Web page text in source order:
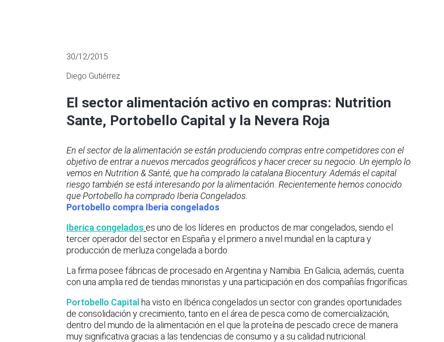
30/12/2015
Diego Gutiérrez
El sector alimentación activo en compras: Nutrition
Sante, Portobello Capital y la Nevera Roja
En el sector de la alimentación se están produciendo compras entre competidores con el
objetivo de entrar a nuevos mercados geográficos y hacer crecer su negocio. Un ejemplo lo
vemos en Nutrition & Santé, que ha comprado la catalana Biocentury. Además el capital
riesgo también se está interesando por la alimentación. Recientemente hemos conocido
que Portobello ha comprado Iberia Congelados.
Portobello compra Iberia congelados
Iberica congelados es uno de los líderes en productos de mar congelados, siendo el
tercer operador del sector en España y el primero a nivel mundial en la captura y
producción de merluza congelada a bordo.
La firma posee fábricas de procesado en Argentina y Namibia. En Galicia, además, cuenta
con una amplia red de tiendas minoristas y una participación en dos compañías frigoríficas.
Portobello Capital ha visto en Ibérica congelados un sector con grandes oportunidades
de consolidación y crecimiento, tanto en el área de pesca como de comercialización,
dentro del mundo de la alimentación en el que la proteína de pescado crece de manera
muy significativa gracias a las tendencias de consumo y a su calidad nutricional.